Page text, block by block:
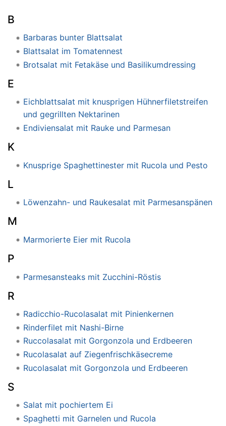
B
Barbaras bunter Blattsalat
Blattsalat im Tomatennest
Brotsalat mit Fetakäse und Basilikumdressing
E
Eichblattsalat mit knusprigen Hühnerfiletstreifen
und gegrillten Nektarinen
Endiviensalat mit Rauke und Parmesan
K
Knusprige Spaghettinester mit Rucola und Pesto
L
Löwenzahn- und Raukesalat mit Parmesanspänen
M
Marmorierte Eier mit Rucola
P
Parmesansteaks mit Zucchini-Röstis
R
Radicchio-Rucolasalat mit Pinienkernen
Rinderfilet mit Nashi-Birne
Ruccolasalat mit Gorgonzola und Erdbeeren
Rucolasalat auf Ziegenfrischkäsecreme
Rucolasalat mit Gorgonzola und Erdbeeren
S
Salat mit pochiertem Ei
Spaghetti mit Garnelen und Rucola